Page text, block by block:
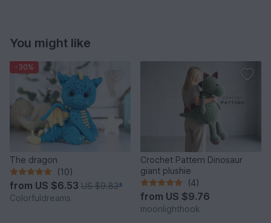
You might like
-30%
The dragon
(10)
from US $6.53 US $9.83*
Colorfuldreams
Crochet Pattern Dinosaur
giant plushie
(4)
from US $9.76
moonlighthook